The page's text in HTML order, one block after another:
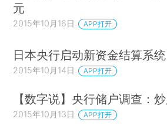
元
2015年10月16日 APP打开
日本央行启动新资金结算系统
2015年10月14日 APP打开
【数字说】央行储户调查：
2015年10月13日 APP打开